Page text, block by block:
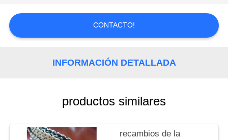
PIDA
UNA
CONTACTO!
INFORMACIÓN DETALLADA
productos similares
recambios de la